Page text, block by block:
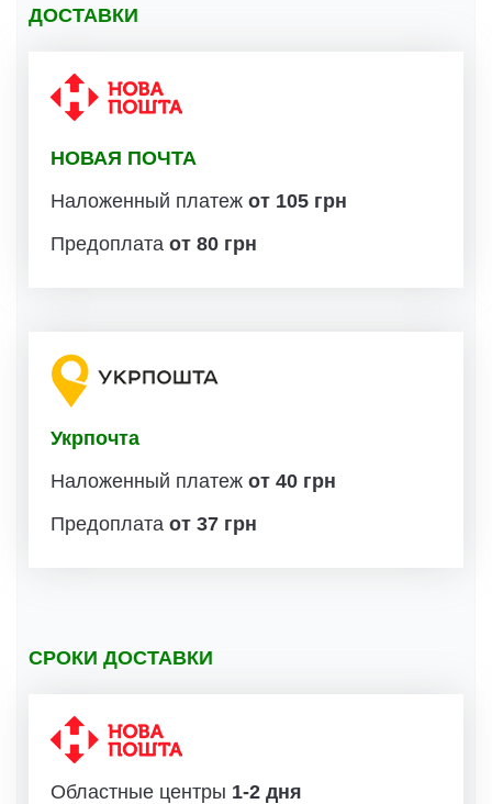
ДОСТАВКИ
НОВАЯ ПОЧТА
Наложенный платеж от 105 грн
Предоплата от 80 грн
Укрпочта
Наложенный платеж от 40 грн
Предоплата от 37 грн
СРОКИ ДОСТАВКИ
Областные центры 1-2 дня